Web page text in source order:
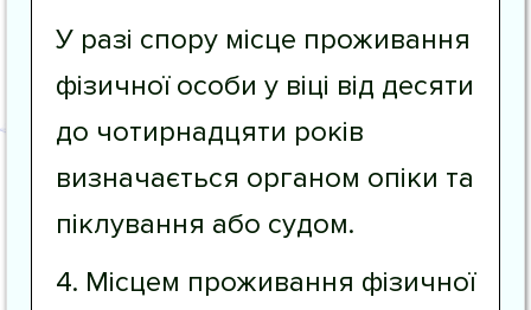
У разі спору місце проживання
фізичної особи у віці від десяти
до чотирнадцяти років
визначається органом опіки та
піклування або судом.
4. Місцем проживання фізичної